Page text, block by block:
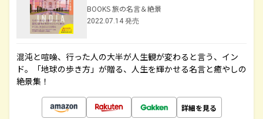
BOOKS 旅の名言＆絶景
2022.07.14 発売
混沌と喧噪、行った人の大半が人生観が変わると言う、イン
ド。「地球の歩き方」が贈る、人生を輝かせる名言と癒やしの
絶景集！
詳細を見る